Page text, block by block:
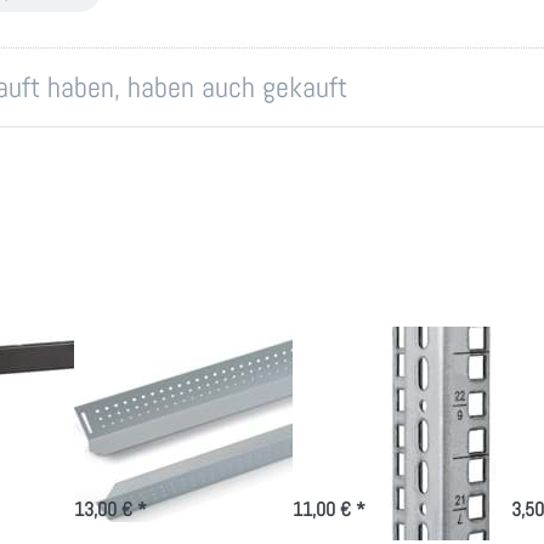
haben, haben auch gekauft
Schwerlastschienen
380 bis 780mm
für Triton Rack
´s
13,00 € *
Befestigungsschiene
4 bis 18 HE im
11,00 € *